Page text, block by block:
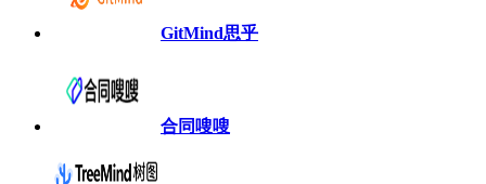
GitMind思乎
合同嗖嗖